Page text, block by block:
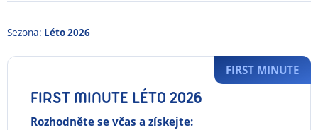
Sezona: Léto 2026
FIRST MINUTE LÉTO 2026
Rozhodněte se včas a získejte:
FIRST MINUTE